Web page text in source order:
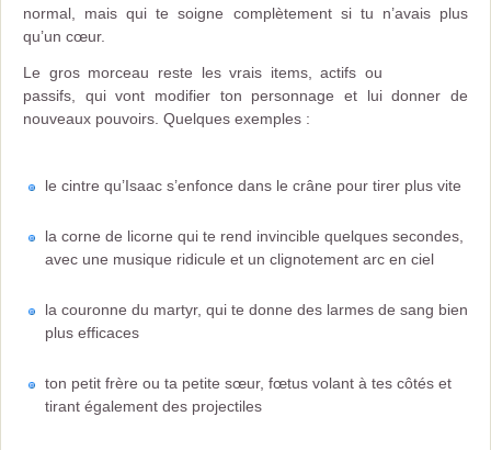
normal, mais qui te soigne complètement si tu n’avais plus
qu’un cœur.
Le gros morceau reste les vrais items, actifs ou
passifs, qui vont modifier ton personnage et lui donner de
nouveaux pouvoirs. Quelques exemples :
le cintre qu’Isaac s’enfonce dans le crâne pour tirer plus vite
la corne de licorne qui te rend invincible quelques secondes,
avec une musique ridicule et un clignotement arc en ciel
la couronne du martyr, qui te donne des larmes de sang bien
plus efficaces
ton petit frère ou ta petite sœur, fœtus volant à tes côtés et
tirant également des projectiles